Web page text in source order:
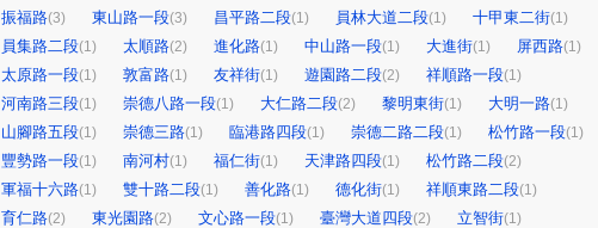
振福路(3) 東山路一段(3) 昌平路二段(1) 員林大道二段(1) 十甲東二街(1)
員集路二段(1) 太順路(2) 進化路(1) 中山路一段(1) 大進街(1) 屏西路(1)
太原路一段(1) 敦富路(1) 友祥街(1) 遊園路二段(2) 祥順路一段(1)
河南路三段(1) 崇德八路一段(1) 大仁路二段(2) 黎明東街(1) 大明一路(1)
山腳路五段(1) 崇德三路(1) 臨港路四段(1) 崇德二路二段(1) 松竹路一段(1)
豐勢路一段(1) 南河村(1) 福仁街(1) 天津路四段(1) 松竹路二段(2)
軍福十六路(1) 雙十路二段(1) 善化路(1) 德化街(1) 祥順東路二段(1)
育仁路(2) 東光園路(2) 文心路一段(1) 臺灣大道四段(2) 立智街(1)